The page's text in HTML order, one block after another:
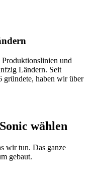
und
Ländern. Seit
gründete, haben wir über
wählen
wir tun. Das ganze
gebaut.